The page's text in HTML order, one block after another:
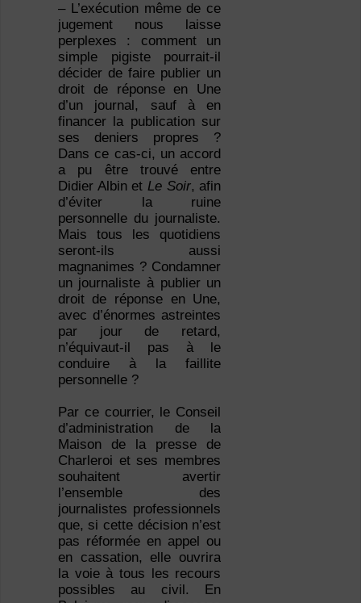
– L’exécution même de ce
jugement nous laisse
perplexes : comment un
simple pigiste pourrait-il
décider de faire publier un
droit de réponse en Une
d’un journal, sauf à en
financer la publication sur
ses deniers propres ?
Dans ce cas-ci, un accord
a pu être trouvé entre
Didier Albin et Le Soir, afin
d’éviter la ruine
personnelle du journaliste.
Mais tous les quotidiens
seront-ils aussi
magnanimes ? Condamner
un journaliste à publier un
droit de réponse en Une,
avec d’énormes astreintes
par jour de retard,
n’équivaut-il pas à le
conduire à la faillite
personnelle ?
Par ce courrier, le Conseil
d’administration de la
Maison de la presse de
Charleroi et ses membres
souhaitent avertir
l’ensemble des
journalistes professionnels
que, si cette décision n’est
pas réformée en appel ou
en cassation, elle ouvrira
la voie à tous les recours
possibles au civil. En